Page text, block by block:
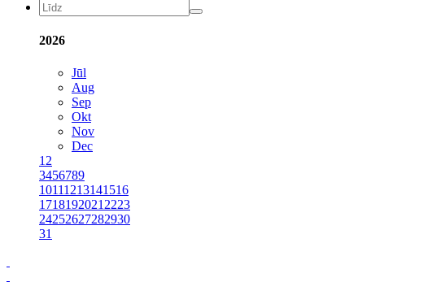
2026
Jūl
Aug
Sep
Okt
Nov
Dec
1 2
3456789
10111213141516
1718192021 2223
24252627282930
31